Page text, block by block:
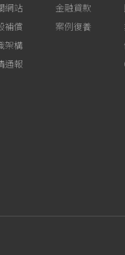
網站
補償
架構
通報
金融貸款
案例復養